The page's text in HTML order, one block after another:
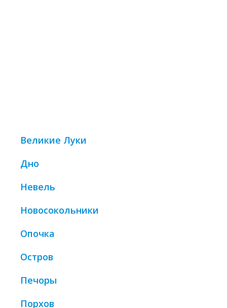
Великие Луки
Дно
Невель
Новосокольники
Опочка
Остров
Печоры
Порхов